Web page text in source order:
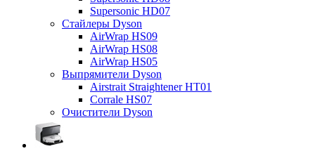
Supersonic HD07
Стайлеры Dyson
AirWrap HS09
AirWrap HS08
AirWrap HS05
Выпрямители Dyson
Airstrait Straightener HT01
Corrale HS07
Очистители Dyson